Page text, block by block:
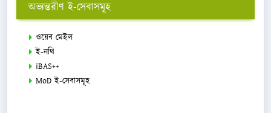
অভ্যন্তরীণ ই-সেবাসমূহ
ওয়েব মেইল
ই-নথি
iBAS++
MoD ই-সেবাসমূহ